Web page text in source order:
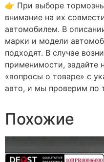
👉 При выборе
внимание на их
автомобилем. В
марки и модели
подходят. В случае
применимости, задайте
«вопросы о товаре» с
авто, и мы проверим по
Похожие